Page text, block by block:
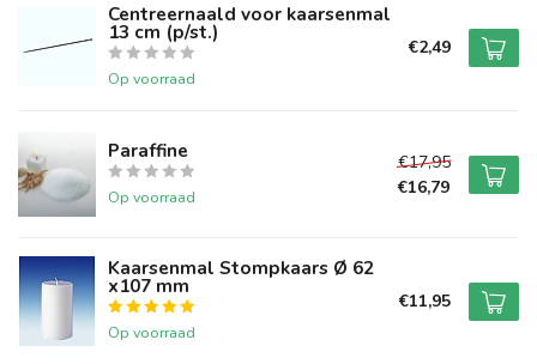
Centreernaald voor kaarsenmal
13 cm (p/st.)
Op voorraad
€2,49
Paraffine
Op voorraad
€17,95
€16,79
Kaarsenmal Stompkaars Ø 62
x107 mm
Op voorraad
€11,95